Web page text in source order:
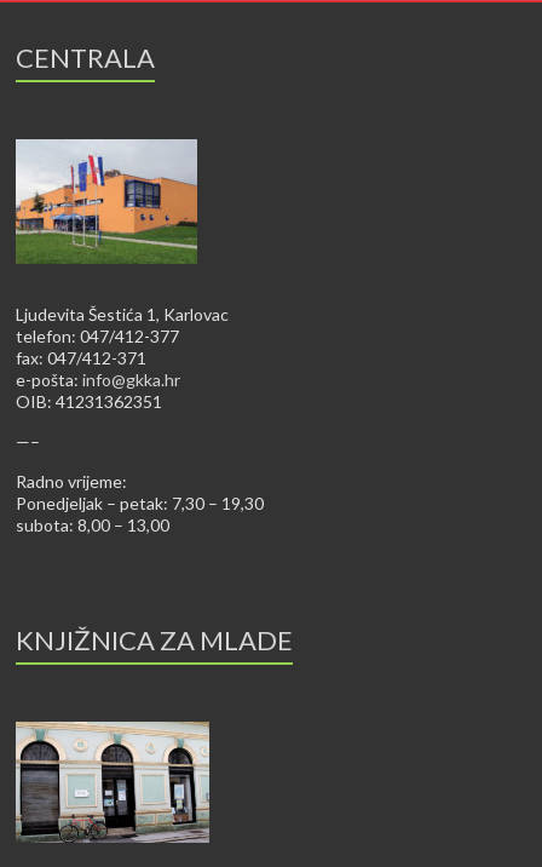
CENTRALA
Ljudevita Šestića 1, Karlovac
telefon: 047/412-377
fax: 047/412-371
e-pošta:info@gkka.hr
OIB: 41231362351
—–
Radno vrijeme:
Ponedjeljak – petak: 7,30 – 19,30
subota: 8,00 – 13,00
KNJIŽNICA ZA MLADE